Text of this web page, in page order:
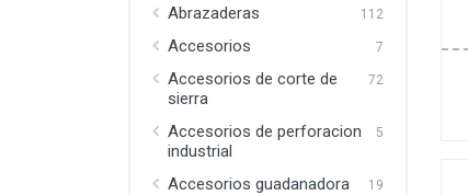
Abrazaderas 112
Accesorios 7
Accesorios de corte de
sierra
72
Accesorios de perforacion
industrial
5
Accesorios guadanadora 19